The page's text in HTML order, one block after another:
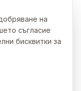
на
съгласие
бисквитки за